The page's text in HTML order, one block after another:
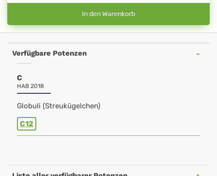
In den Warenkorb
Verfügbare Potenzen
C
HAB 2018
Globuli (Streukügelchen)
C12